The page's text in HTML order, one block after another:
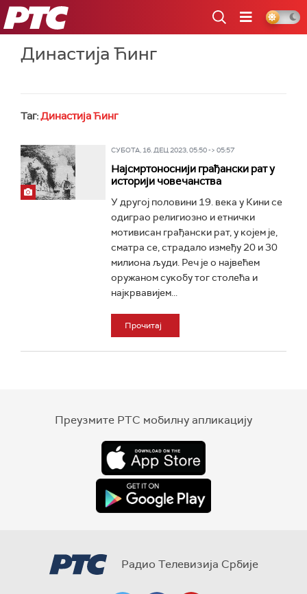
РТС
Династија Ћинг
Таг:Династија Ћинг
СУБОТА, 16. ДЕЦ 2023, 05:50 -> 05:57
Најсмртоноснији грађански рат у
историји човечанства
У другој половини 19. века у Кини се
одиграо религиозно и етнички
мотивисан грађански рат, у којем је,
сматра се, страдало између 20 и 30
милиона људи. Реч је о највећем
оружаном сукобу тог столећа и
најкрвавијем...
Прочитај
Преузмите РТС мобилну апликацију
Радио Телевизија Србије